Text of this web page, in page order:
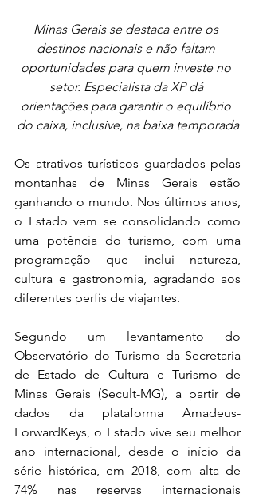
Minas Gerais se destaca entre os
destinos nacionais e não faltam
oportunidades para quem investe no
setor. Especialista da XP dá
orientações para garantir o equilíbrio
do caixa, inclusive, na baixa temporada
Os atrativos turísticos guardados pelas
montanhas de Minas Gerais estão
ganhando o mundo. Nos últimos anos,
o Estado vem se consolidando como
uma potência do turismo, com uma
programação que inclui natureza,
cultura e gastronomia, agradando aos
diferentes perfis de viajantes.
Segundo um levantamento do
Observatório do Turismo da Secretaria
de Estado de Cultura e Turismo de
Minas Gerais (Secult-MG), a partir de
dados da plataforma Amadeus-
ForwardKeys, o Estado vive seu melhor
ano internacional, desde o início da
série histórica, em 2018, com alta de
74% nas reservas internacionais